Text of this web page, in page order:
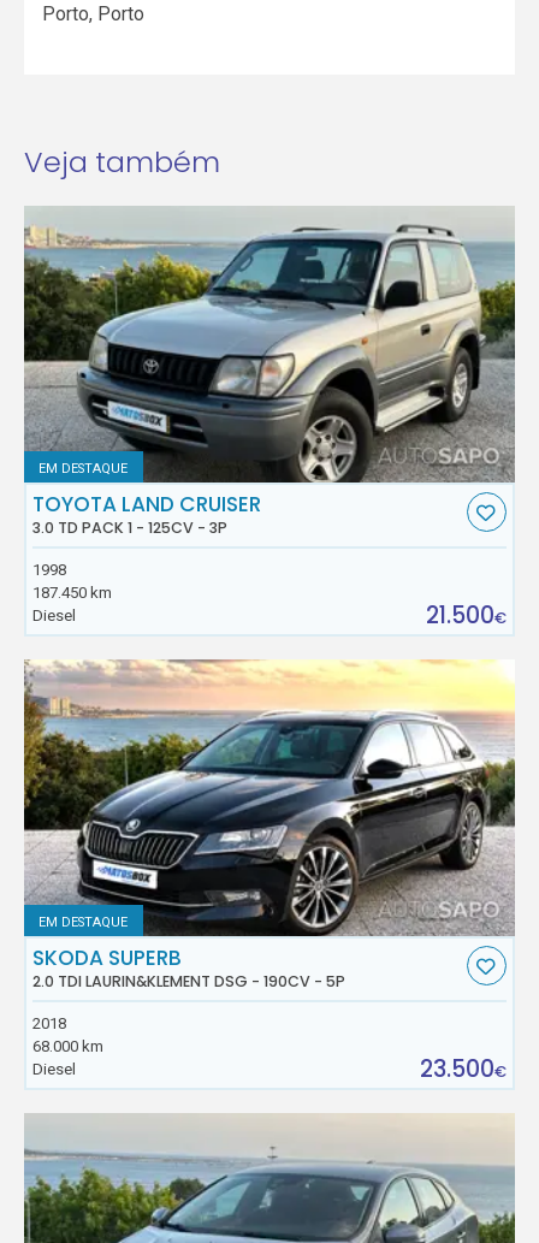
Porto, Porto
Veja também
EM DESTAQUE
TOYOTA LAND CRUISER
3.0 TD PACK 1 - 125CV - 3P
1998
187.450 km
Diesel
21.500€
EM DESTAQUE
SKODA SUPERB
2.0 TDI LAURIN&KLEMENT DSG - 190CV - 5P
2018
68.000 km
Diesel
23.500€